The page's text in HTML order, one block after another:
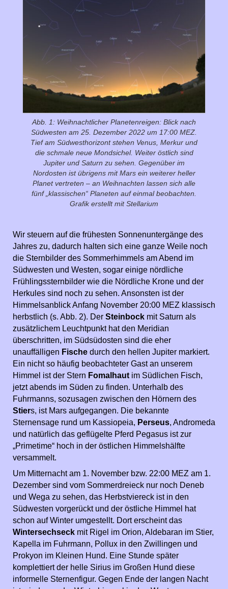
Abb. 1: Weihnachtlicher Planetenreigen: Blick nach
Südwesten am 25. Dezember 2022 um 17:00 MEZ.
Tief am Südwesthorizont stehen Venus, Merkur und
die schmale neue Mondsichel. Weiter östlich sind
Jupiter und Saturn zu sehen. Gegenüber im
Nordosten ist übrigens mit Mars ein weiterer heller
Planet vertreten – an Weihnachten lassen sich alle
fünf „klassischen“ Planeten auf einmal beobachten.
Grafik erstellt mit Stellarium
Wir steuern auf die frühesten Sonnenuntergänge des
Jahres zu, dadurch halten sich eine ganze Weile noch
die Sternbilder des Sommerhimmels am Abend im
Südwesten und Westen, sogar einige nördliche
Frühlingssternbilder wie die Nördliche Krone und der
Herkules sind noch zu sehen. Ansonsten ist der
Himmelsanblick Anfang November 20:00 MEZ klassisch
herbstlich (s. Abb. 2). Der Steinbock mit Saturn als
zusätzlichem Leuchtpunkt hat den Meridian
überschritten, im Südsüdosten sind die eher
unauffälligen Fische durch den hellen Jupiter markiert.
Ein nicht so häufig beobachteter Gast an unserem
Himmel ist der Stern Fomalhaut im Südlichen Fisch,
jetzt abends im Süden zu finden. Unterhalb des
Fuhrmanns, sozusagen zwischen den Hörnern des
Stiers, ist Mars aufgegangen. Die bekannte
Sternensage rund um Kassiopeia, Perseus, Andromeda
und natürlich das geflügelte Pferd Pegasus ist zur
„Primetime“ hoch in der östlichen Himmelshälfte
versammelt.
Um Mitternacht am 1. November bzw. 22:00 MEZ am 1.
Dezember sind vom Sommerdreieck nur noch Deneb
und Wega zu sehen, das Herbstviereck ist in den
Südwesten vorgerückt und der östliche Himmel hat
schon auf Winter umgestellt. Dort erscheint das
Wintersechseck mit Rigel im Orion, Aldebaran im Stier,
Kapella im Fuhrmann, Pollux in den Zwillingen und
Prokyon im Kleinen Hund. Eine Stunde später
komplettiert der helle Sirius im Großen Hund diese
informelle Sternenfigur. Gegen Ende der langen Nacht